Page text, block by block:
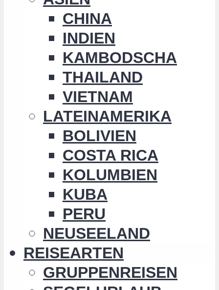
CHINA
INDIEN
KAMBODSCHA
THAILAND
VIETNAM
LATEINAMERIKA
BOLIVIEN
COSTA RICA
KOLUMBIEN
KUBA
PERU
NEUSEELAND
REISEARTEN
GRUPPENREISEN